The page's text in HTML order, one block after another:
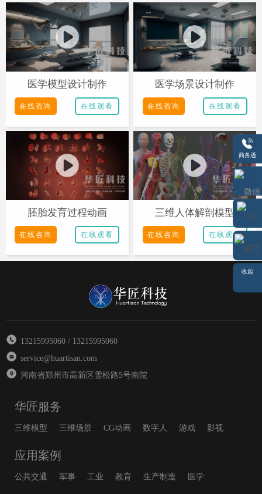
医学模型设计制作
在线咨询 在线观看
医学场景设计制作
在线咨询 在线观看
胚胎发育过程动画
在线咨询 在线观看
三维人体解剖模型
在线咨询 在线观看
13215995060 / 13215995060
service@huartisan.com
河南省郑州市高新区雪松路5号南院
华匠服务
三维模型 三维场景 CG动画 数字人 游戏 影视
应用案例
公共交通 军事 工业 教育 生产制造 医学
商务通
微信
QQ
留言
收起